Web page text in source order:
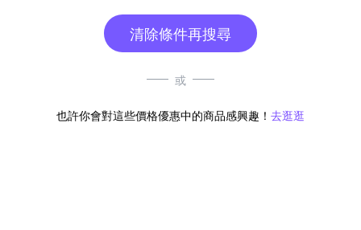
清除條件再搜尋
或
也許你會對這些價格優惠中的商品感興趣！ 去逛逛